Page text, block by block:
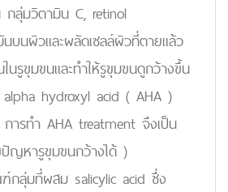
ลุ่มวิตามิน C, retinol
บนผิวและผลัดเซลล์ผิวที่ตายแล้ว
นรูขุมขนและทำให้รูขุมขนดูกว้างขึ้น
hydroxyl acid ( AHA )
ารทำ AHA treatment จึงเป็น
ญหารูขุมขนกว้างได้ )
กลุ่มที่ผสม salicylic acid ซึ่ง